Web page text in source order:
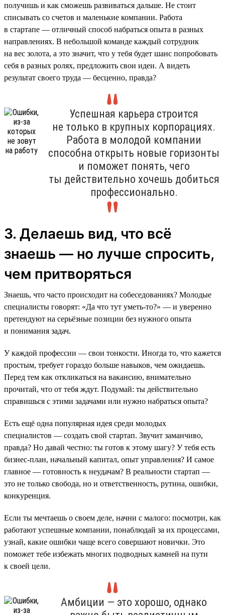
получишь и как сможешь развиваться дальше. Не стоит
списывать со счетов и маленькие компании. Работа
в стартапе — отличный способ набраться опыта в разных
направлениях. В небольшой команде каждый сотрудник
на вес золота, а это значит, что у тебя будет шанс попробовать
себя в разных ролях, предложить свои идеи. А видеть
результат своего труда — бесценно, правда?
Успешная карьера строится
не только в крупных корпорациях.
Работа в молодой компании
способна открыть новые горизонты
и поможет понять, чего
ты действительно хочешь добиться
профессионально.
3. Делаешь вид, что всё
знаешь — но лучше спросить,
чем притворяться
Знаешь, что часто происходит на собеседованиях? Молодые
специалисты говорят: «Да что тут уметь-то?» — и уверенно
претендуют на серьёзные позиции без нужного опыта
и понимания задач.
У каждой профессии — свои тонкости. Иногда то, что кажется
простым, требует гораздо больше навыков, чем ожидаешь.
Перед тем как откликаться на вакансию, внимательно
прочитай, что от тебя ждут. Подумай: ты действительно
справишься с этими задачами или нужно набраться опыта?
Есть ещё одна популярная идея среди молодых
специалистов — создать свой стартап. Звучит заманчиво,
правда? Но давай честно: ты готов к этому шагу? У тебя есть
бизнес-план, начальный капитал, опыт управления? И самое
главное — готовность к неудачам? В реальности стартап —
это не только свобода, но и ответственность, рутина, ошибки,
конкуренция.
Если ты мечтаешь о своем деле, начни с малого: посмотри, как
работают успешные компании, понаблюдай за их процессами,
узнай, какие ошибки чаще всего совершают новички. Это
поможет тебе избежать многих подводных камней на пути
к своей цели.
Амбиции — это хорошо, однако